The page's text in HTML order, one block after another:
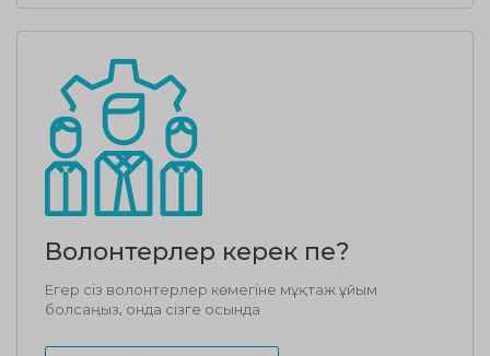
Волонтерлер керек пе?
Егер сіз волонтерлер көмегіне мұқтаж ұйым
болсаңыз, онда сізге осында